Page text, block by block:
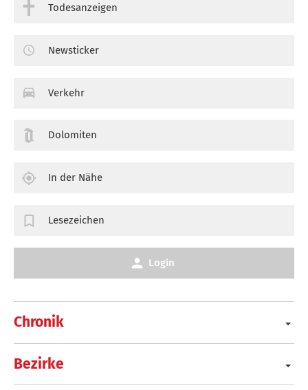
Chronik
Bezirke
Todesanzeigen
Newsticker
Verkehr
Dolomiten
In der Nähe
Lesezeichen
Login